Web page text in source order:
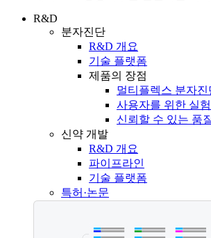
R&D
분자진단
R&D 개요
기술 플랫폼
제품의 장점
멀티플렉스 분자진
사용자를 위한 실
신뢰할 수 있는 품
신약 개발
R&D 개요
파이프라인
기술 플랫폼
특허·논문